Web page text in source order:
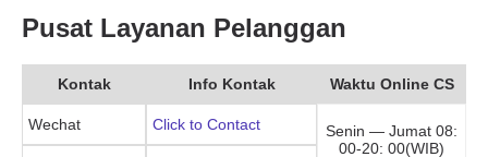
Pusat Layanan Pelanggan